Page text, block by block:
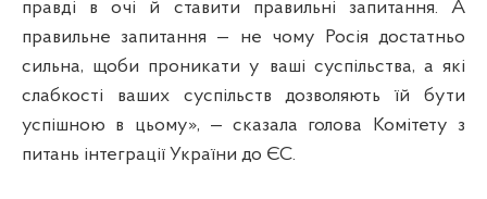
правді в очі й ставити правильні запитання. А
правильне запитання — не чому Росія достатньо
сильна, щоби проникати у ваші суспільства, а які
слабкості ваших суспільств дозволяють їй бути
успішною в цьому», — сказала голова Комітету з
питань інтеграції України до ЄС.